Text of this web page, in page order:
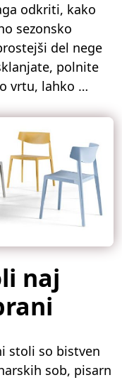
odkriti, kako
sezonsko
del nege
polnite
vrtu, lahko …
naj
stoli so bistven
sob, pisarn